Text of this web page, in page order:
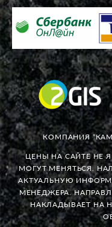
КОМПАНИЯ
ЦЕНЫ НА САЙТЕ НЕ
МОГУТ МЕНЯТЬСЯ.
АКТУАЛЬНУЮ
МЕНЕДЖЕРА.
НАКЛАДЫВАЕТ НА